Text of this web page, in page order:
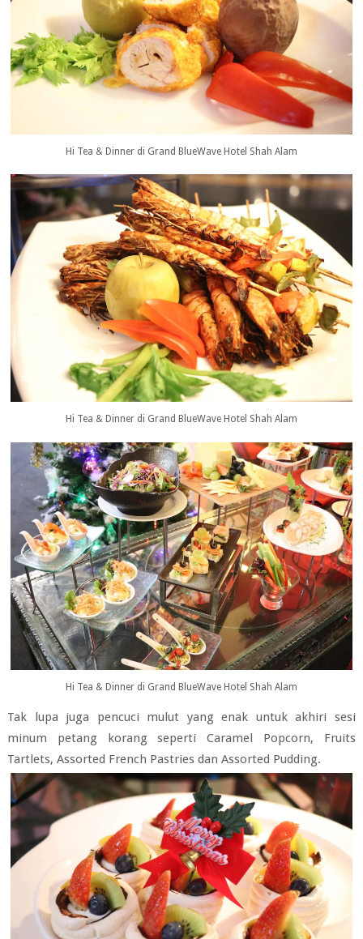
Hi Tea & Dinner di Grand BlueWave Hotel Shah Alam
Hi Tea & Dinner di Grand BlueWave Hotel Shah Alam
Hi Tea & Dinner di Grand BlueWave Hotel Shah Alam
Tak lupa juga pencuci mulut yang enak untuk akhiri sesi
minum petang korang seperti Caramel Popcorn, Fruits
Tartlets, Assorted French Pastries dan Assorted Pudding.